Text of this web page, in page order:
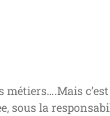
sous la